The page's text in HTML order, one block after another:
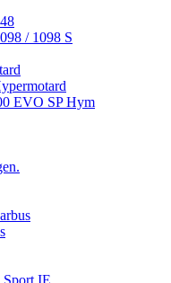
/ 1098 S
EVO SP Hym
Sport IE